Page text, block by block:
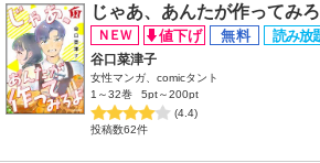
じゃあ、あんたが作ってみろ
谷口菜津子
女性マンガ、comicタント
1～32巻
5pt～200pt
(4.4)
投稿数62件